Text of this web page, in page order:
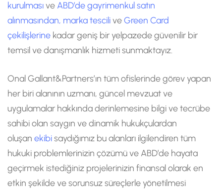
kurulmasıve ABD’de gayrimenkul satın
alınmasından, marka tesciliveGreen Card
çekilişlerine kadar geniş bir yelpazede güvenilir bir
temsil ve danışmanlık hizmeti sunmaktayız.
Onal Gallant&Partners’ın tüm ofislerinde görev yapan
her biri alanının uzmanı, güncel mevzuat ve
uygulamalar hakkında derinlemesine bilgi ve tecrübe
sahibi olan saygın ve dinamik hukukçulardan
oluşan ekibisaydığımız bu alanları ilgilendiren tüm
hukuki problemlerinizin çözümü ve ABD’de hayata
geçirmek istediğiniz projelerinizin finansal olarak en
etkin şekilde ve sorunsuz süreçlerle yönetilmesi